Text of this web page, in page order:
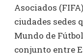
Asociados
ciudades sedes
Mundo de
conjunto entre